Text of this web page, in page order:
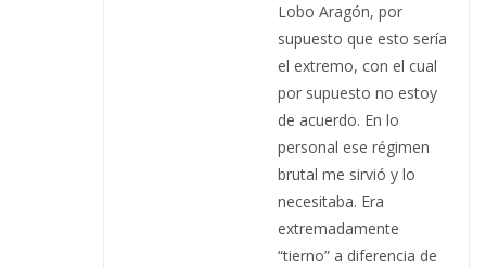
Lobo Aragón, por
supuesto que esto sería
el extremo, con el cual
por supuesto no estoy
de acuerdo. En lo
personal ese régimen
brutal me sirvió y lo
necesitaba. Era
extremadamente
“tierno” a diferencia de